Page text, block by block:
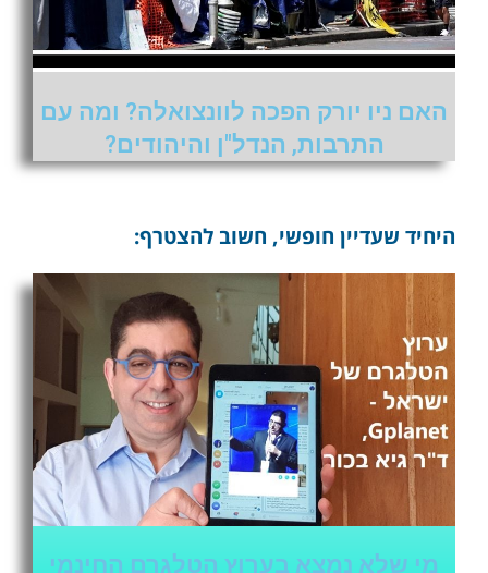
האם ניו יורק הפכה לוונצואלה? ומה עם
התרבות, הנדל"ן והיהודים?
היחיד שעדיין חופשי, חשוב להצטרף:
מי שלא נמצא בערוץ הטלגרם החינמי